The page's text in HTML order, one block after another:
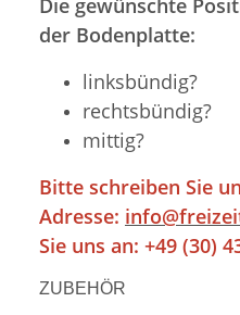
der Bodenplatte:
linksbündig?
rechtsbündig?
mittig?
Bitte schreiben Sie
Adresse:
Sie uns an: +49 (30)
ZUBEHÖR